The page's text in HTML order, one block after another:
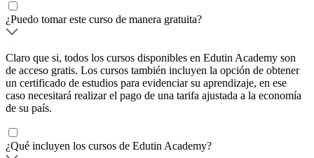
¿Puedo tomar este curso de manera gratuita?
Claro que si, todos los cursos disponibles en Edutin Academy son
de acceso gratis. Los cursos también incluyen la opción de obtener
un certificado de estudios para evidenciar su aprendizaje, en ese
caso necesitará realizar el pago de una tarifa ajustada a la economía
de su país.
¿Qué incluyen los cursos de Edutin Academy?